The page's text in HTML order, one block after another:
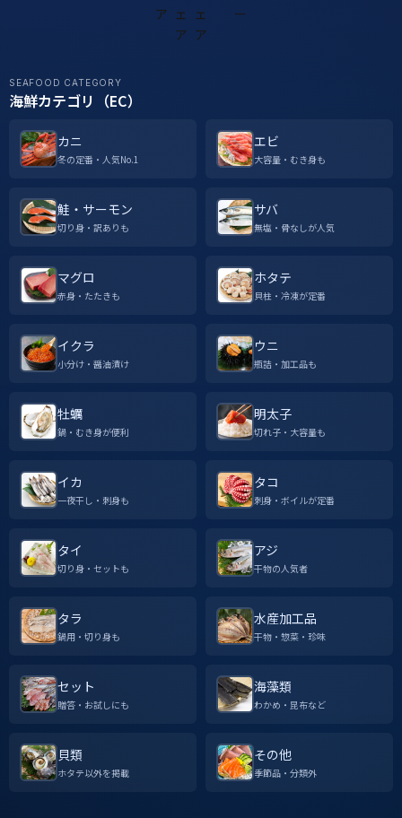
SEAFOOD CATEGORY
海鮮カテゴリ（EC）
カニ
冬の定番・人気No.1
エビ
大容量・むき身も
鮭・サーモン
切り身・訳ありも
サバ
無塩・骨なしが人気
マグロ
赤身・たたきも
ホタテ
貝柱・冷凍が定番
イクラ
小分け・醤油漬け
ウニ
瓶詰・加工品も
牡蠣
鍋・むき身が便利
明太子
切れ子・大容量も
イカ
一夜干し・刺身も
タコ
刺身・ボイルが定番
タイ
切り身・セットも
アジ
干物の人気者
タラ
鍋用・切り身も
水産加工品
干物・惣菜・珍味
セット
贈答・お試しにも
海藻類
わかめ・昆布など
貝類
ホタテ以外を掲載
その他
季節品・分類外